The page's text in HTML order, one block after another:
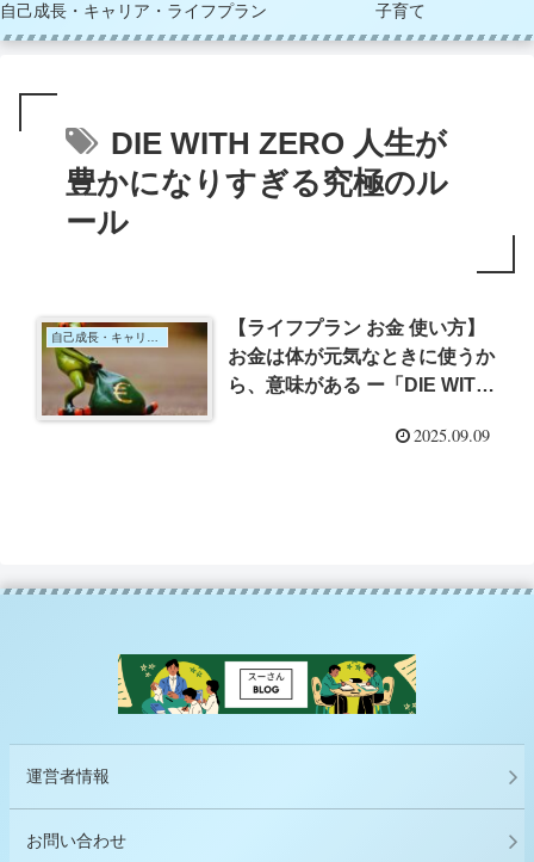
自己成長・キャリア・ライフプラン 子育て
DIE WITH ZERO 人生が
豊かになりすぎる究極のル
ール
【ライフプラン お金 使い方】
お金は体が元気なときに使うか
ら、意味がある ー「DIE WITH
究極のルール」（ビル・パーキ
2025.09.09
運営者情報
お問い合わせ